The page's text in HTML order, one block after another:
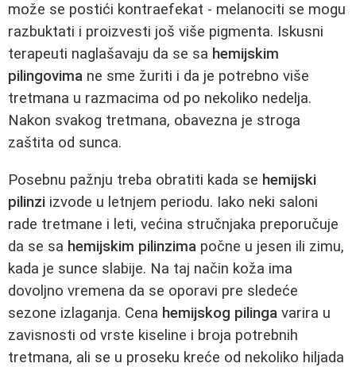
može se postići kontraefekat - melanociti se mogu
razbuktati i proizvesti još više pigmenta. Iskusni
terapeuti naglašavaju da se sa hemijskim
pilingovima ne sme žuriti i da je potrebno više
tretmana u razmacima od po nekoliko nedelja.
Nakon svakog tretmana, obavezna je stroga
zaštita od sunca.
Posebnu pažnju treba obratiti kada se hemijski
pilinzi izvode u letnjem periodu. Iako neki saloni
rade tretmane i leti, većina stručnjaka preporučuje
da se sa hemijskim pilinzima počne u jesen ili zimu,
kada je sunce slabije. Na taj način koža ima
dovoljno vremena da se oporavi pre sledeće
sezone izlaganja. Cena hemijskog pilinga varira u
zavisnosti od vrste kiseline i broja potrebnih
tretmana, ali se u proseku kreće od nekoliko hiljada